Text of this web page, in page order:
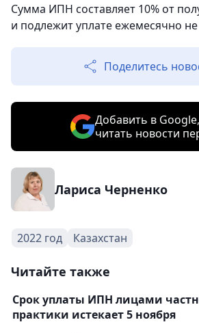
Сумма ИПН составляет 10% от
и подлежит уплате ежемесячно
Поделитесь
Добавить в
читать новости
Лариса Черненко
2022 год Казахстан
Читайте также
Срок уплаты ИПН лицами
практики истекает 5 ноября